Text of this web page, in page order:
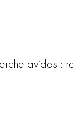
avides :